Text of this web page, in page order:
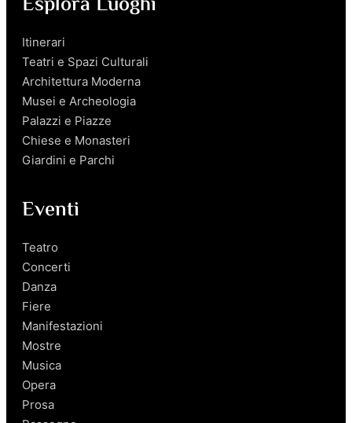
Itinerari
Teatri e Spazi Culturali
Architettura Moderna
Musei e Archeologia
Palazzi e Piazze
Chiese e Monasteri
Giardini e Parchi
Eventi
Teatro
Concerti
Danza
Fiere
Manifestazioni
Mostre
Musica
Opera
Prosa